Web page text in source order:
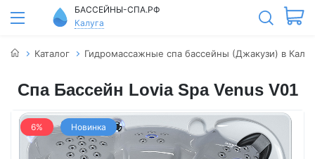
БАССЕЙНЫ-СПА.РФ
Калуга
Каталог Гидромассажные спа бассейны (Джакузи) в
Спа Бассейн Lovia Spa Venus V01
6% Новинка